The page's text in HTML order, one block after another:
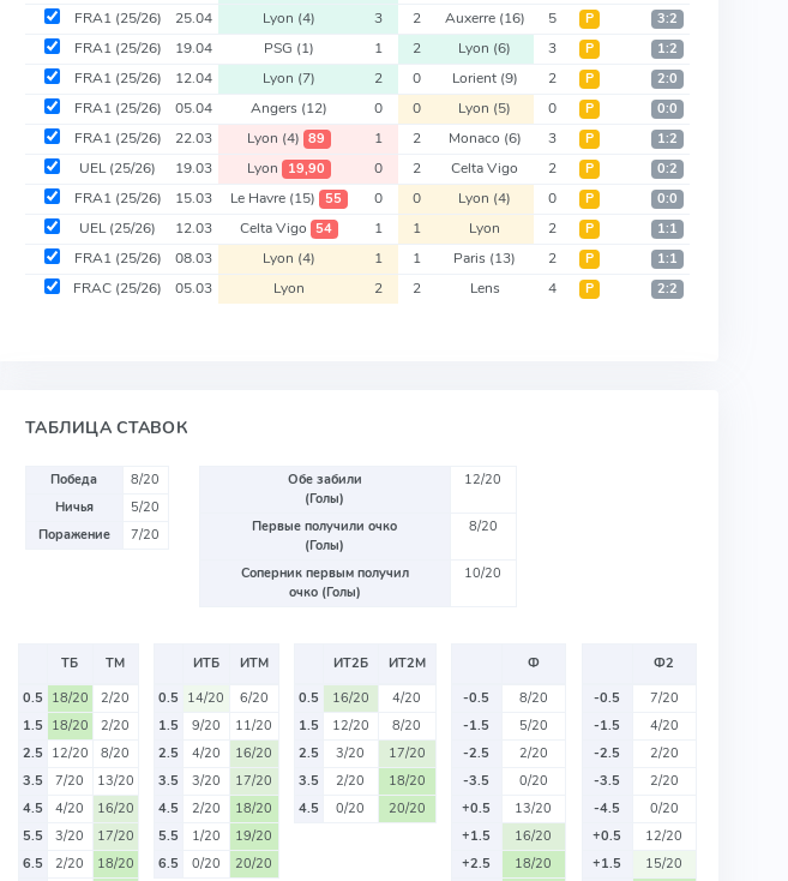
FRA1 (25/26) 25.04 Lyon (4) 3 2 Auxerre (16) 5 Р 3:2
FRA1 (25/26) 19.04 PSG (1) 1 2 Lyon (6) 3 Р 1:2
FRA1 (25/26) 12.04 Lyon (7) 2 0 Lorient (9) 2 Р 2:0
FRA1 (25/26) 05.04 Angers (12) 0 0 Lyon (5) 0 Р 0:0
FRA1 (25/26) 22.03 Lyon (4) 89 1 2 Monaco (6) 3 Р 1:2
UEL(25/26) 19.03 Lyon 19,90 0 2 Celta Vigo 2 Р 0:2
FRA1 (25/26) 15.03 Le Havre (15) 55 0 0 Lyon (4) 0 Р 0:0
UEL(25/26) 12.03 Celta Vigo 54 1 1 Lyon 2 Р 1:1
FRA1 (25/26) 08.03 Lyon (4) 1 1 Paris (13) 2 Р 1:1
FRAC (25/26) 05.03 Lyon 2 2 Lens 4 Р 2:2
ТАБЛИЦА СТАВОК
Победа
8/20
Ничья
5/20
Поражение
7/20
Обе забили
(Голы)
12/20
Первые получили очко
(Голы)
8/20
Соперник первым получил
очко (Голы)
10/20
ТБ
ТМ
0.5 18/20
2/20
1.5 18/20
2/20
2.5 12/20
8/20
3.5
7/20
13/20
4.5
4/20
16/20
5.5
3/20
17/20
6.5
2/20
18/20
ИТБ
ИТМ
0.5 14/20
6/20
1.5
9/20
11/20
2.5
4/20
16/20
3.5
3/20
17/20
4.5
2/20
18/20
5.5
1/20
19/20
6.5
0/20 20/20
ИТ2Б
ИТ2М
0.5
16/20
4/20
1.5
12/20
8/20
2.5
3/20
17/20
3.5
2/20
18/20
4.5
0/20 20/20
Ф
-0.5
8/20
-1.5
5/20
-2.5
2/20
-3.5
0/20
+0.5
13/20
+1.5
16/20
+2.5
18/20
Ф2
-0.5
7/20
-1.5
4/20
-2.5
2/20
-3.5
2/20
-4.5
0/20
+0.5
12/20
+1.5
15/20